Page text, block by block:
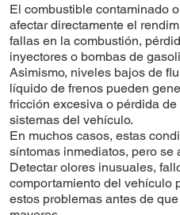
El combustible contaminado
afectar directamente el
fallas en la combustión,
inyectores o bombas de
Asimismo, niveles bajos de
líquido de frenos pueden
fricción excesiva o pérdida
sistemas del vehículo.
En muchos casos, estas
síntomas inmediatos, pero se
Detectar olores inusuales,
comportamiento del vehículo
estos problemas antes de